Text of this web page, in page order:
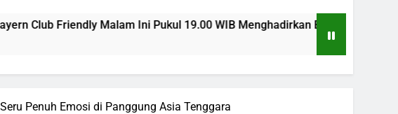
Ini Pukul 19.00 WIB Menghadirkan Berita Terbaru Duel Persahabatan
Penuh Emosi di Panggung Asia Tenggara